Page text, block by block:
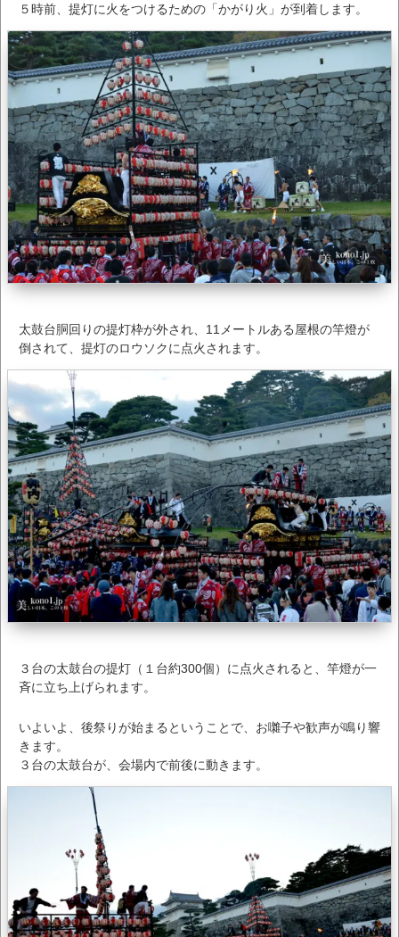
５時前、提灯に火をつけるための「かがり火」が到着します。
太鼓台胴回りの提灯枠が外され、11メートルある屋根の竿燈が
倒されて、提灯のロウソクに点火されます。
３台の太鼓台の提灯（１台約300個）に点火されると、竿燈が一
斉に立ち上げられます。
いよいよ、後祭りが始まるということで、お囃子や歓声が鳴り響
きます。
３台の太鼓台が、会場内で前後に動きます。